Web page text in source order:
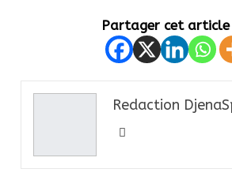
Partager cet article
Redaction